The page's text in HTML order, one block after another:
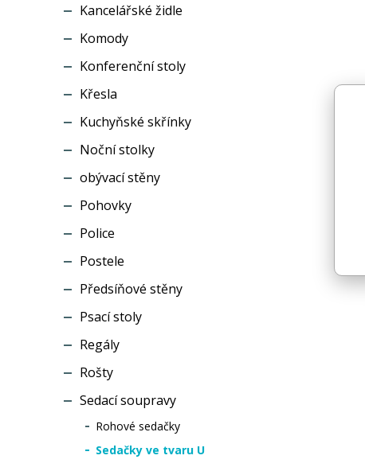
Kancelářské židle
Komody
Konferenční stoly
Křesla
Kuchyňské skřínky
Noční stolky
obývací stěny
Pohovky
Police
Postele
Předsíňové stěny
Psací stoly
Regály
Rošty
Sedací soupravy
Rohové sedačky
Sedačky ve tvaru U